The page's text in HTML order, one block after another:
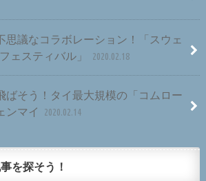
思議なコラボレーション！「スウェ
ェスティバル」
2020.02.18
ばそう！タイ最大規模の「コムロー
ンマイ
2020.02.14
を探そう！